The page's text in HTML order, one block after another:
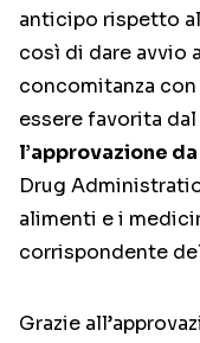
anticipo rispetto
così di dare avvio
concomitanza con
essere favorita
l’approvazione
Drug
alimenti e i
corrispondente
Grazie